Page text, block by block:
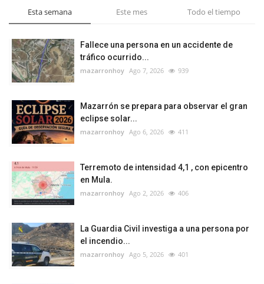
Esta semana Este mes Todo el tiempo
Fallece una persona en un accidente de
tráfico ocurrido...
mazarronhoy Ago 7, 2026 939
Mazarrón se prepara para observar el gran
eclipse solar...
mazarronhoy Ago 6, 2026 411
Terremoto de intensidad 4,1 , con epicentro
en Mula.
mazarronhoy Ago 2, 2026 406
La Guardia Civil investiga a una persona por
el incendio...
mazarronhoy Ago 5, 2026 401